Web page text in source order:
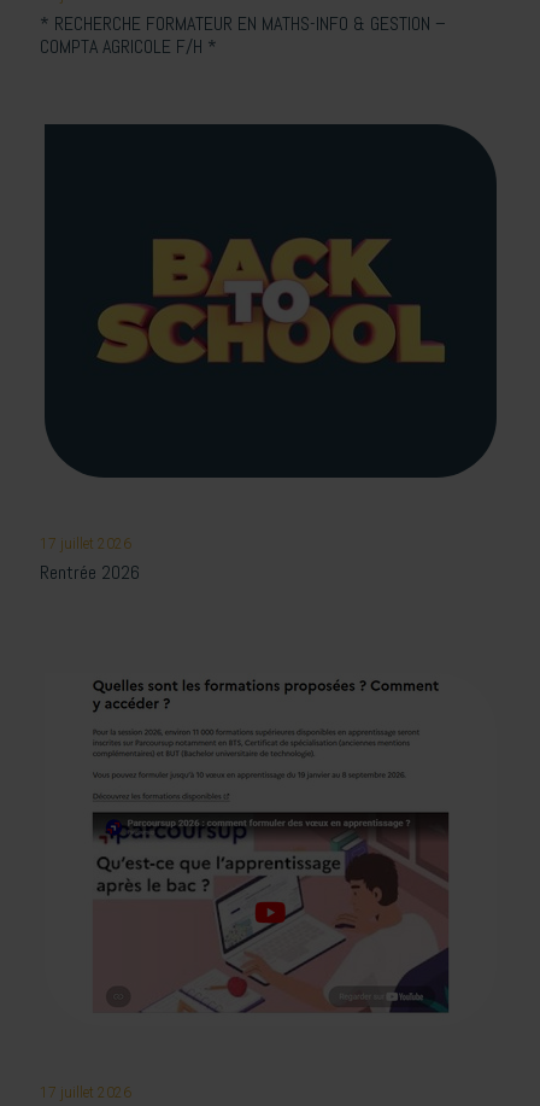
* RECHERCHE FORMATEUR EN MATHS-INFO & GESTION –
COMPTA AGRICOLE F/H *
17 juillet 2026
Rentrée 2026
17 juillet 2026